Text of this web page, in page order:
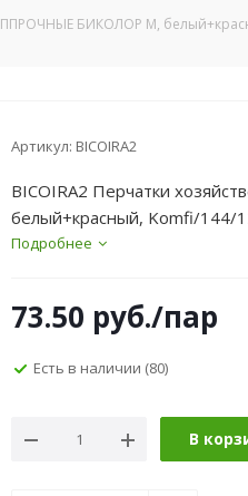
БИКОЛОР M,
Артикул: BICOIRA2
BICOIRA2 Перчатки
белый+красный, Komfi/144/
Подробнее
73.50 руб./пар
Есть в наличии (80)
В